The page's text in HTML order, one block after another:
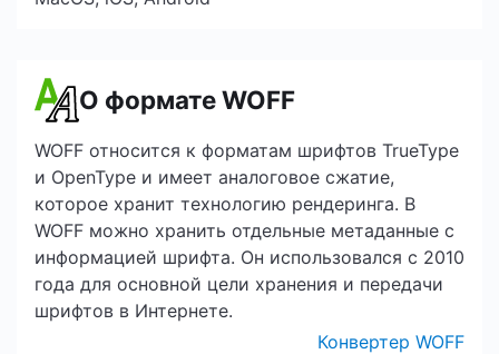
О формате WOFF
WOFF относится к форматам шрифтов TrueType
и OpenType и имеет аналоговое сжатие,
которое хранит технологию рендеринга. В
WOFF можно хранить отдельные метаданные с
информацией шрифта. Он использовался с 2010
года для основной цели хранения и передачи
шрифтов в Интернете.
Конвертер WOFF